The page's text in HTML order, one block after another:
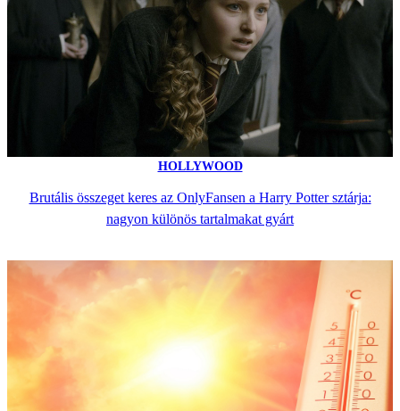
HOLLYWOOD
Brutális összeget keres az OnlyFansen a Harry Potter sztárja:
nagyon különös tartalmakat gyárt